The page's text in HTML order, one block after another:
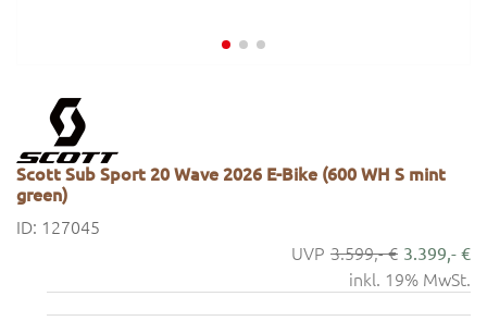
Scott Sub Sport 20 Wave 2026 E-Bike (600 WH S mint
green)
ID: 127045
3.599,- € 3.399,- €
inkl. 19% MwSt.